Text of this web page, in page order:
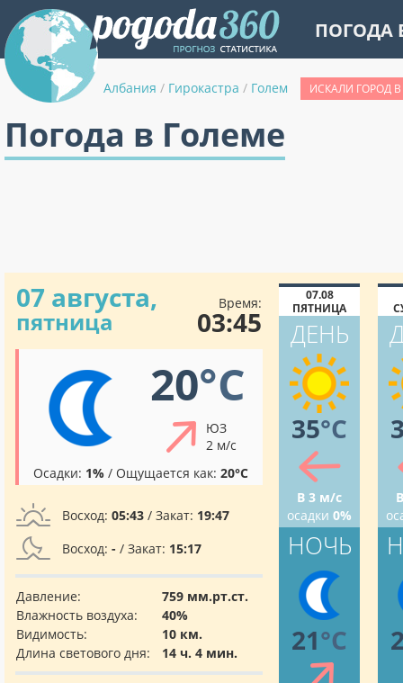
ПОГОДА
Албания / Гирокастра / Голем ИСКАЛИ ГОРОД
Погода в Големе
07 августа,
пятница
Время:
03:45
20°C
ЮЗ
2 м/с
Осадки: 1% / Ощущается как: 20°C
Восход: 05:43 / Закат: 19:47
Восход: - / Закат: 15:17
Давление:
759 мм.рт.ст.
Влажность воздуха:
40%
Видимость:
10 км.
Длина светового дня:
14 ч. 4 мин.
07.08
ПЯТНИЦА
ДЕНЬ
35°C
В 3 м/с
осадки 0%
НОЧЬ
21°C